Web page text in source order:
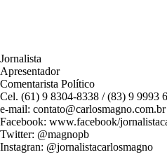
Jornalista
Apresentador
Comentarista Político
Cel. (61) 9 8304-8338 / (83) 9 9993
e-mail: contato@carlosmagno.com.br
Facebook: www.facebook/
Twitter: @magnopb
Instagran: @jornalistacarlosmagno